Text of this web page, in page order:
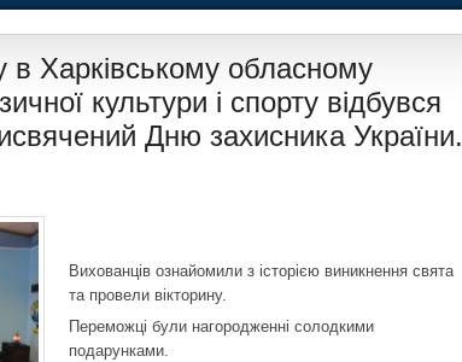
в Харківському обласному
культури і спорту відбувся
Дню захисника України.
Вихованців ознайомили з історією виникнення свята
та провели вікторину.
Переможці були нагородженні солодкими
подарунками.